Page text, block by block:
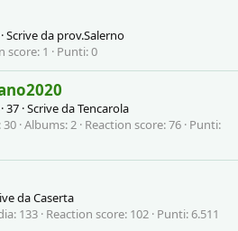
·Scrive da prov.Salerno
score 1 Punti 0
·37 ·Scrive daTencarola
30 Albums 2 Reaction score 76 Punti
daCaserta
133 Reaction score 102 Punti 6.511